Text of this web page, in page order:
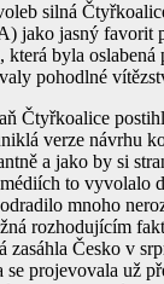
silná
jako jasný favorit
byla oslabená
pohodlné
Čtyřkoalice
verze návrhu
a jako by si
to vyvolalo
mnoho
rozhodujícím
zasáhla Česko v
se projevovala už